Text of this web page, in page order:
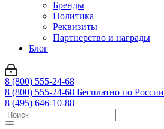
Бренды
Политика
Реквизиты
Партнерство и награды
Блог
8 (800) 555-24-68
8 (800) 555-24-68 Бесплатно по России
8 (495) 646-10-88